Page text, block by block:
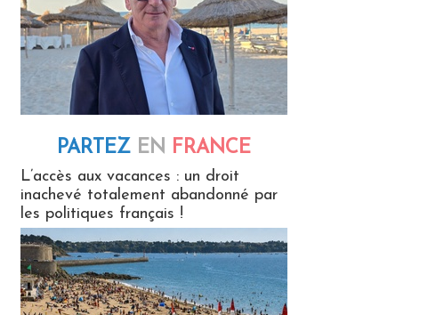
PARTEZ EN FRANCE
L’accès aux vacances : un droit
inachevé totalement abandonné par
les politiques français !